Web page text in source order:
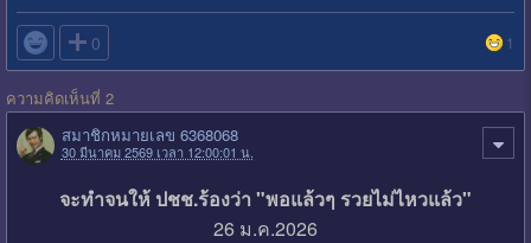
 0 1
ความคิดเห็นที่ 2
สมาชิกหมายเลข 6368068
30 มีนาคม 2569 เวลา 12:00:01 น.
จะทำจนให้ ปชช.ร้องว่า "พอแล้วๆ รวยไม่ไหวแล้ว"
26 ม.ค.2026